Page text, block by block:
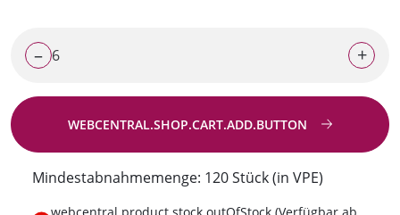
– +
WEBCENTRAL.SHOP.CART.ADD.BUTTON
Mindestabnahmemenge: 120 Stück (in VPE)
webcentral.product.stock.outOfStock (Verfügbar ab